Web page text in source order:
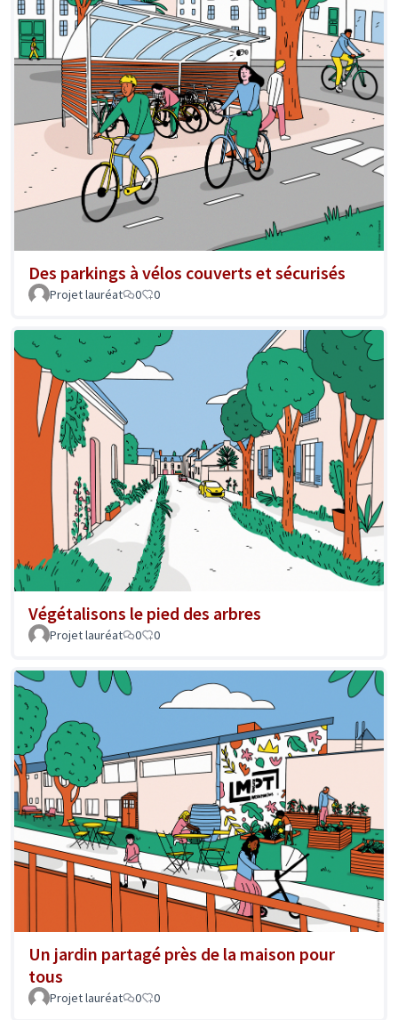
Des parkings à vélos couverts et sécurisés
Projet lauréat 0 0
Végétalisons le pied des arbres
Projet lauréat 0 0
Un jardin partagé près de la maison pour
tous
Projet lauréat 0 0